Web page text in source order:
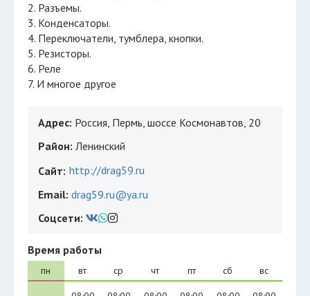
2. Разъемы.
3. Конденсаторы.
4. Переключатели, тумблера, кнопки.
5. Резисторы.
6. Реле
7. И многое другое
Адрес: Россия, Пермь, шоссе Космонавтов, 20
Район: Ленинский
Сайт: http://drag59.ru
Email: drag59.ru@ya.ru
Соцсети:
Время работы
пн вт ср чт пт сб вс